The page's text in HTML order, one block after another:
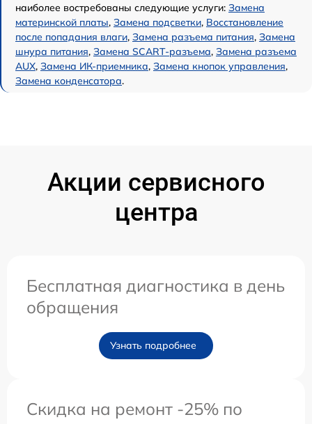
наиболее востребованы следующие услуги: Замена
материнской платы, Замена подсветки, Восстановление
после попадания влаги, Замена разъема питания, Замена
шнура питания, Замена SCART-разъема, Замена разъема
AUX, Замена ИК-приемника, Замена кнопок управления,
Замена конденсатора.
Акции сервисного
центра
Бесплатная диагностика в день
обращения
Узнать подробнее
Скидка на ремонт -25% по